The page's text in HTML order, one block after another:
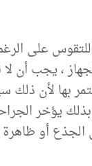
على
، يجب أن
بها لأن
يؤخر
أو ظاهرة